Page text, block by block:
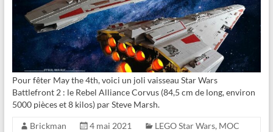
Pour fêter May the 4th, voici un joli vaisseau Star Wars
Battlefront 2 : le Rebel Alliance Corvus (84,5 cm de long, environ
5000 pièces et 8 kilos) par Steve Marsh.
Brickman 4 mai 2021 LEGO Star Wars, MOC